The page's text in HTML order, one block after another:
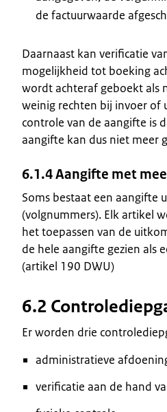
de factuurwaarde
Daarnaast kan verificatie
mogelijkheid tot boeking
wordt achteraf geboekt als
weinig rechten bij invoer of
controle van de aangifte is
aangifte kan dus niet meer
6.1.4 Aangifte met
Soms bestaat een aangifte
(volgnummers). Elk artikel
het toepassen van de
de hele aangifte gezien als
(artikel 190 DWU)
6.2
Er worden drie
administratieve
verificatie aan de hand